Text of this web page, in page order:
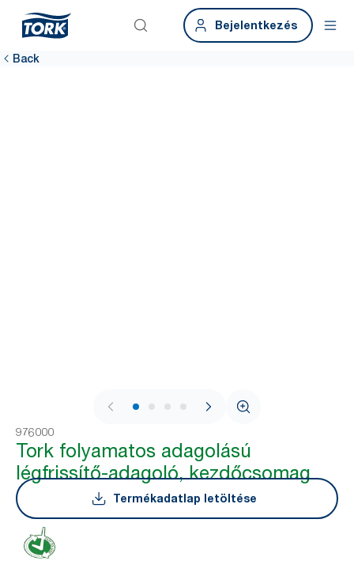
Bejelentkezés
Back
1 / 4
976000
Tork folyamatos adagolású
légfrissítő-adagoló, kezdőcsomag
Termékadatlap letöltése